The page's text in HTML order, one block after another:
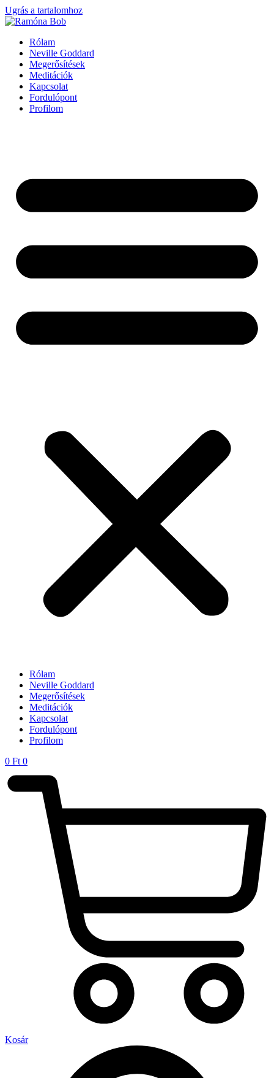
Ugrás a tartalomhoz
Rólam
Neville Goddard
Megerősítések
Meditációk
Kapcsolat
Fordulópont
Profilom
Rólam
Neville Goddard
Megerősítések
Meditációk
Kapcsolat
Fordulópont
Profilom
0 Ft 0
Kosár